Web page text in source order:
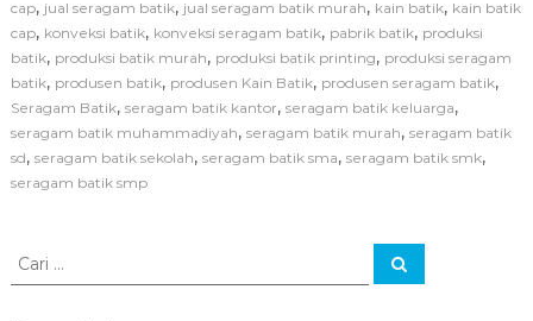
m
B
a
t
i
k
cap, jual seragam batik, jual seragam batik murah, kain batik, kain batik
cap, konveksi batik, konveksi seragam batik, pabrik batik, produksi
batik, produksi batik murah, produksi batik printing, produksi seragam
batik, produsen batik, produsen Kain Batik, produsen seragam batik,
Seragam Batik, seragam batik kantor, seragam batik keluarga,
seragam batik muhammadiyah, seragam batik murah, seragam batik
sd, seragam batik sekolah, seragam batik sma, seragam batik smk,
seragam batik smp
C
C